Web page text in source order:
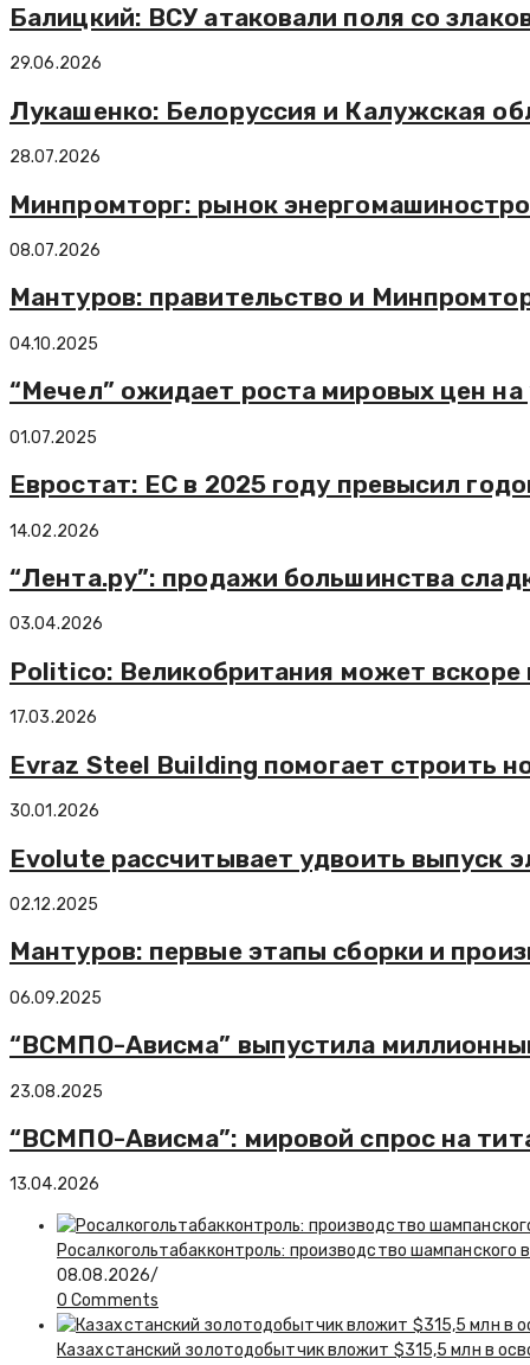
Балицкий: ВСУ атаковали поля со
29.06.2026
Лукашенко: Белоруссия и Калужская
28.07.2026
Минпромторг: рынок
08.07.2026
Мантуров: правительство и
04.10.2025
“Мечел” ожидает роста мировых цен
01.07.2025
Евростат: ЕС в 2025 году превысил
14.02.2026
“Лента.ру”: продажи большинства
03.04.2026
Politico: Великобритания может вскоре
17.03.2026
Evraz Steel Building помогает строить
30.01.2026
Evolute рассчитывает удвоить выпуск
02.12.2025
Мантуров: первые этапы сборки и
06.09.2025
“ВСМПО-Ависма” выпустила
23.08.2025
“ВСМПО-Ависма”: мировой спрос на
13.04.2026
Росалкогольтабакконтроль: производство шампанского
08.08.2026/
0 Comments
Казахстанский золотодобытчик вложит $315,5 млн в